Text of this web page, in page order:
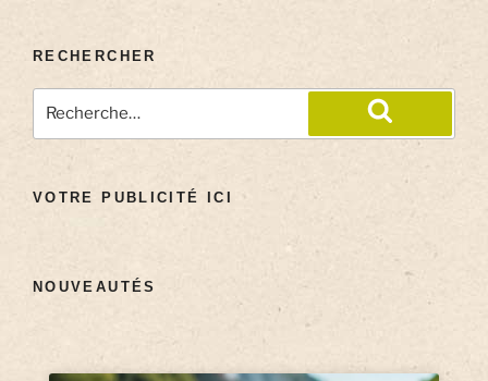
RECHERCHER
VOTRE PUBLICITÉ ICI
NOUVEAUTÉS